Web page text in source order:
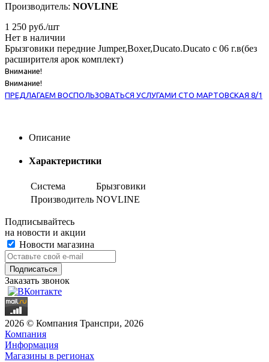
Производитель: NOVLINE
1 250 руб./шт
Нет в наличии
Брызговики передние Jumper,Boxer,Ducato.Ducato c 06 г.в(без
расширителя арок комплект)
Внимание!
Внимание!
ПРЕДЛАГАЕМ ВОСПОЛЬЗОВАТЬСЯ УСЛУГАМИ СТО МАРТОВСКАЯ 8/1
Описание
Характеристики
Система
Брызговики
Производитель NOVLINE
Подписывайтесь
на новости и акции
Новости магазина
Заказать звонок
2026 © Компания Транспри, 2026
Компания
Информация
Магазины в регионах